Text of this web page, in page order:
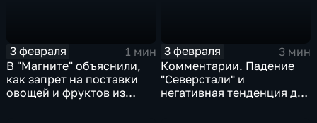
3 февраля
1 мин
В "Магните" объяснили,
как запрет на поставки
овощей и фруктов из
3 февраля
3 мин
Комментарии. Падение
"Северстали" и
негативная тенденция для